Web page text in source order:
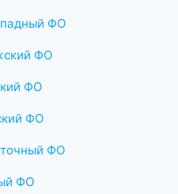
ФО
ФО
ФО
ФО
ФО
ФО